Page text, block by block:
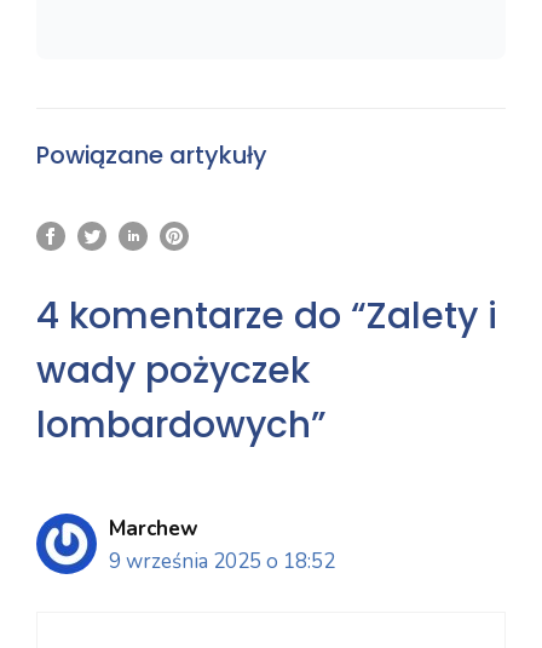
Powiązane artykuły
4 komentarze do “Zalety i
wady pożyczek
lombardowych”
Marchew
9 września 2025 o 18:52